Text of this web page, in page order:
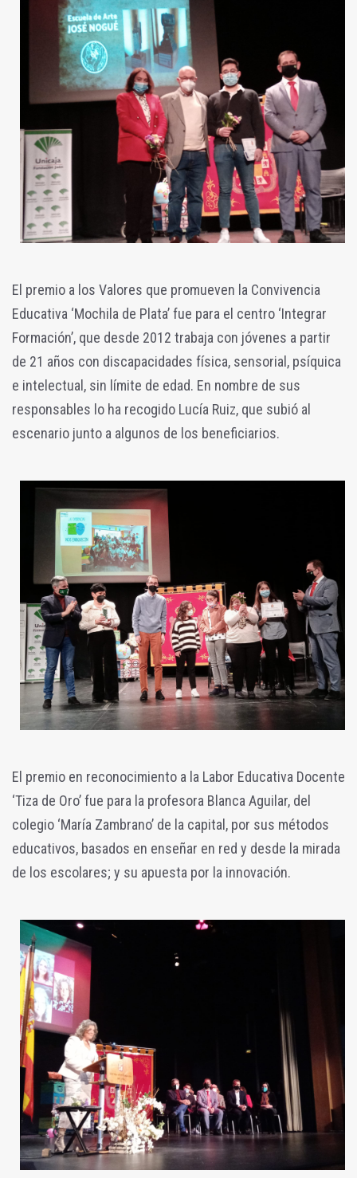
El premio a los Valores que promueven la Convivencia
Educativa ‘Mochila de Plata’ fue para el centro ‘Integrar
Formación’, que desde 2012 trabaja con jóvenes a partir
de 21 años con discapacidades física, sensorial, psíquica
e intelectual, sin límite de edad. En nombre de sus
responsables lo ha recogido Lucía Ruiz, que subió al
escenario junto a algunos de los beneficiarios.
El premio en reconocimiento a la Labor Educativa Docente
‘Tiza de Oro’ fue para la profesora Blanca Aguilar, del
colegio ‘María Zambrano’ de la capital, por sus métodos
educativos, basados en enseñar en red y desde la mirada
de los escolares; y su apuesta por la innovación.